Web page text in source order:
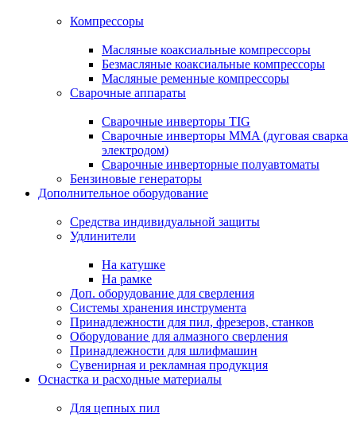
Компрессоры
Масляные коаксиальные компрессоры
Безмасляные коаксиальные компрессоры
Масляные ременные компрессоры
Сварочные аппараты
Сварочные инверторы TIG
Сварочные инверторы MMA (дуговая сварка
электродом)
Сварочные инверторные полуавтоматы
Бензиновые генераторы
Дополнительное оборудование
Средства индивидуальной защиты
Удлинители
На катушке
На рамке
Доп. оборудование для сверления
Системы хранения инструмента
Принадлежности для пил, фрезеров, станков
Оборудование для алмазного сверления
Принадлежности для шлифмашин
Сувенирная и рекламная продукция
Оснастка и расходные материалы
Для цепных пил